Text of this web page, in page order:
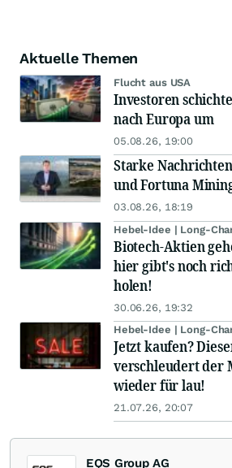
Aktuelle Themen
Flucht aus USA
Investoren
nach Europa um
05.08.26, 19:00
Starke
und Fortuna
03.08.26, 18:19
Hebel-Idee | Long-
Biotech-Aktien
hier gibt's noch
holen!
30.06.26, 19:32
Hebel-Idee | Long-
Jetzt kaufen?
verschleudert der
wieder für lau!
21.07.26, 20:07
EQS Group AG